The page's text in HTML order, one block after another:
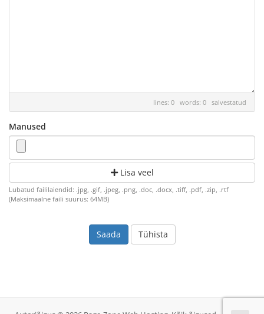
lines: 0 words: 0 salvestatud
Manused
Lisa veel
Lubatud faililaiendid: .jpg, .gif, .jpeg, .png, .doc, .docx, .tiff, .pdf, .zip, .rtf
(Maksimaalne faili suurus: 64MB)
Tühista